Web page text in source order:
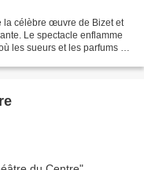
la célèbre œuvre de Bizet et
Le spectacle enflamme
les sueurs et les parfums se